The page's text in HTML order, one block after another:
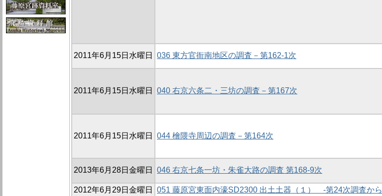
2011年6月15日水曜日 036 東方官衙南地区の調査－第162-1次
2011年6月15日水曜日 040 右京六条二・三坊の調査－第167次
2011年6月15日水曜日 044 檜隈寺周辺の調査－第164次
2013年6月28日金曜日 046 右京七条一坊・朱雀大路の調査 第168-9次
2012年6月29日金曜日
051 藤原宮東面内濠SD2300 出土土器（１） -第24次調査から